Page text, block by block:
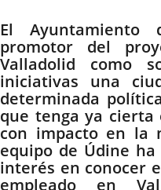
El
promotor del
Valladolid como
iniciativas una
determinada
que tenga ya cierta
con impacto en la
equipo de Údine
interés en conocer
empleado en